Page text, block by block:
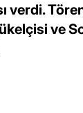
verdi.
ve